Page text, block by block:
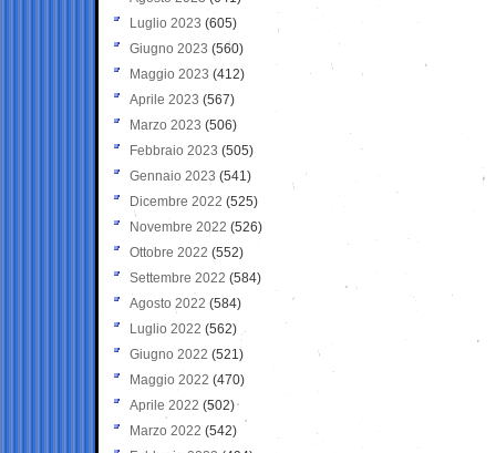
Luglio 2023 (605)
Giugno 2023 (560)
Maggio 2023 (412)
Aprile 2023 (567)
Marzo 2023 (506)
Febbraio 2023 (505)
Gennaio 2023 (541)
Dicembre 2022 (525)
Novembre 2022 (526)
Ottobre 2022 (552)
Settembre 2022 (584)
Agosto 2022 (584)
Luglio 2022 (562)
Giugno 2022 (521)
Maggio 2022 (470)
Aprile 2022 (502)
Marzo 2022 (542)